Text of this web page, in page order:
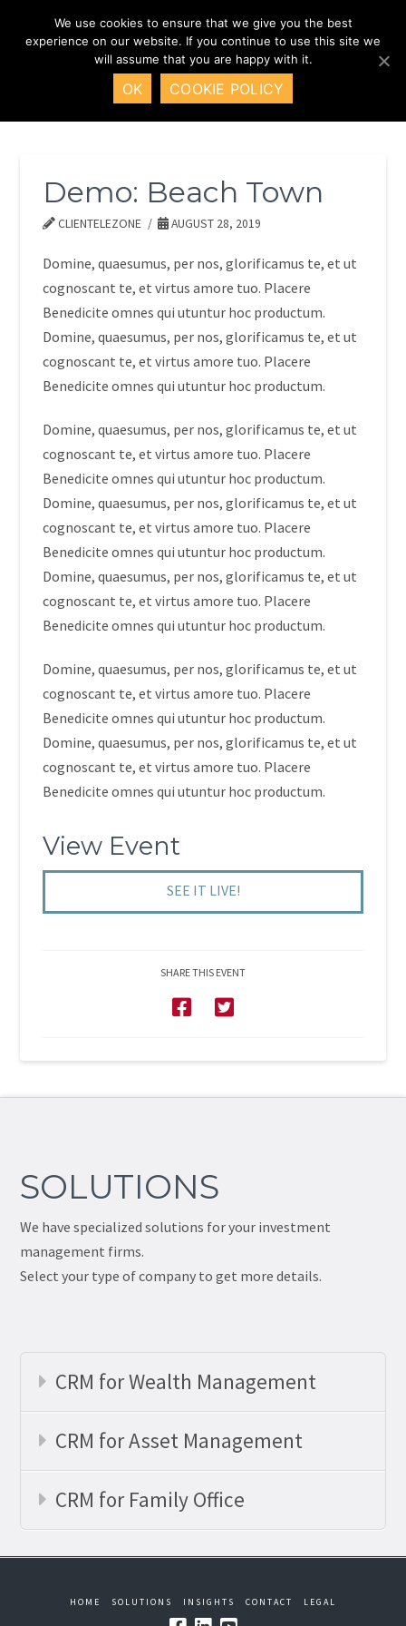
Demo: Beach Town
CLIENTELEZONE AUGUST 28, 2019
Domine, quaesumus, per nos, glorificamus te, et ut
cognoscant te, et virtus amore tuo. Placere
Benedicite omnes qui utuntur hoc productum.
Domine, quaesumus, per nos, glorificamus te, et ut
cognoscant te, et virtus amore tuo. Placere
Benedicite omnes qui utuntur hoc productum.
Domine, quaesumus, per nos, glorificamus te, et ut
cognoscant te, et virtus amore tuo. Placere
Benedicite omnes qui utuntur hoc productum.
Domine, quaesumus, per nos, glorificamus te, et ut
cognoscant te, et virtus amore tuo. Placere
Benedicite omnes qui utuntur hoc productum.
Domine, quaesumus, per nos, glorificamus te, et ut
cognoscant te, et virtus amore tuo. Placere
Benedicite omnes qui utuntur hoc productum.
Domine, quaesumus, per nos, glorificamus te, et ut
cognoscant te, et virtus amore tuo. Placere
Benedicite omnes qui utuntur hoc productum.
Domine, quaesumus, per nos, glorificamus te, et ut
cognoscant te, et virtus amore tuo. Placere
Benedicite omnes qui utuntur hoc productum.
View Event
SEE IT LIVE!
SHARE THIS EVENT
SOLUTIONS
We have specialized solutions for your investment
management firms.
Select your type of company to get more details.
CRM for Wealth Management
CRM for Asset Management
CRM for Family Office
HOME SOLUTIONS INSIGHTS CONTACT LEGAL
We use cookies to ensure that we give you the best
experience on our website. If you continue to use this site we
will assume that you are happy with it.
OK COOKIE POLICY